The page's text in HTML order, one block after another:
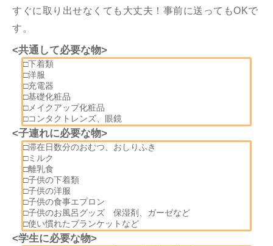
すぐに取り出せなくても大丈夫！事前に送ってもOKで
す。
<共通して必要な物>
□下着類
□洋服
□充電器
□基礎化粧品
□メイクアップ化粧品
□コンタクトレンズ、眼鏡
<子連れに必要な物>
□滞在日数分のおむつ、おしりふき
□ミルク
□離乳食
□子供の下着類
□子供の洋服
□子供の食事エプロン
□子供のお風呂グッズ 保湿剤、ガーゼなど
□使い慣れたブランケットなど
<学生に必要な物>